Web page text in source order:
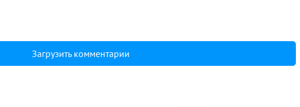
Загрузить комментарии